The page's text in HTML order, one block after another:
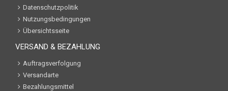
Datenschutzpolitik
Nutzungsbedingungen
Übersichtsseite
VERSAND & BEZAHLUNG
Auftragsverfolgung
Versandarte
Bezahlungsmittel